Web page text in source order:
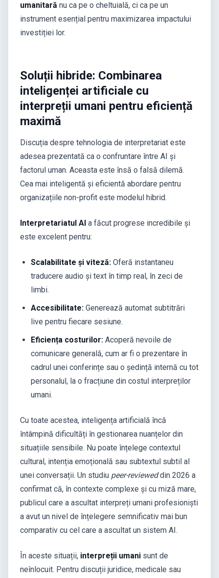
umanitară nu ca pe o cheltuială, ci ca pe un
instrument esențial pentru maximizarea impactului
investiției lor.
Soluții hibride: Combinarea
inteligenței artificiale cu
interpreții umani pentru eficiență
maximă
Discuția despre tehnologia de interpretariat este
adesea prezentată ca o confruntare între AI și
factorul uman. Aceasta este însă o falsă dilemă.
Cea mai inteligentă și eficientă abordare pentru
organizațiile non-profit este modelul hibrid.
Interpretariatul AI a făcut progrese incredibile și
este excelent pentru:
Scalabilitate și viteză: Oferă instantaneu
traducere audio și text în timp real, în zeci de
limbi.
Accesibilitate: Generează automat subtitrări
live pentru fiecare sesiune.
Eficiența costurilor: Acoperă nevoile de
comunicare generală, cum ar fi o prezentare în
cadrul unei conferințe sau o ședință internă cu tot
personalul, la o fracțiune din costul interpreților
umani.
Cu toate acestea, inteligența artificială încă
întâmpină dificultăți în gestionarea nuanțelor din
situațiile sensibile. Nu poate înțelege contextul
cultural, intenția emoțională sau subtextul subtil al
unei conversații. Un studiu peer-revieweddin 2026 a
confirmat că, în contexte complexe și cu miză mare,
publicul care a ascultat interpreți umani profesioniști
a avut un nivel de înțelegere semnificativ mai bun
comparativ cu cel care a ascultat un sistem AI.
În aceste situații, interpreții umani sunt de
neînlocuit. Pentru discuții juridice, medicale sau